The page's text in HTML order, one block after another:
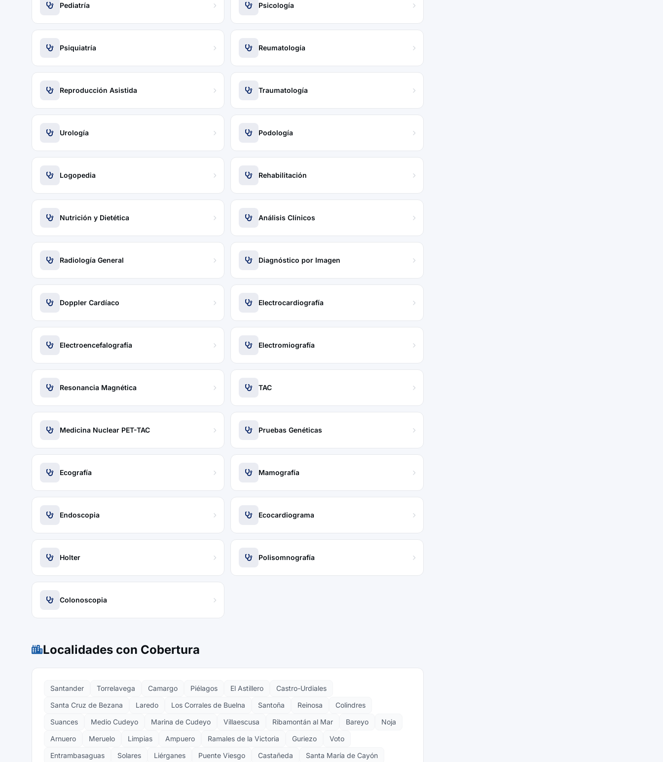
Pediatría Psicología
Psiquiatría Reumatología
Reproducción Asistida Traumatología
Urología Podología
Logopedia Rehabilitación
Nutrición y Dietética Análisis Clínicos
Radiología General Diagnóstico por Imagen
Doppler Cardíaco Electrocardiografía
Electroencefalografía Electromiografía
Resonancia Magnética TAC
Medicina Nuclear PET-TAC Pruebas Genéticas
Ecografía Mamografía
Endoscopia Ecocardiograma
Holter Polisomnografía
Colonoscopia
Localidades con Cobertura
Santander Torrelavega Camargo Piélagos El Astillero
Castro-Urdiales
Santa Cruz de Bezana
Laredo Los Corrales de Buelna Santoña Reinosa
Colindres
Suances
Medio Cudeyo Marina de Cudeyo Villaescusa Ribamontán al Mar Bareyo
Noja
Arnuero
Meruelo Limpias Ampuero Ramales de la Victoria Guriezo
Voto
Entrambasaguas
Solares Liérganes Puente Viesgo Castañeda Santa María de Cayón